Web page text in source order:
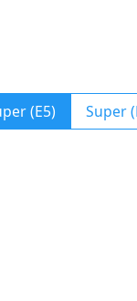
(E5) Super